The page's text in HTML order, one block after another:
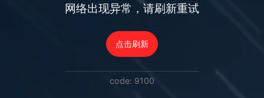
网络出现异常，请刷新重试
点击刷新
code: 9100